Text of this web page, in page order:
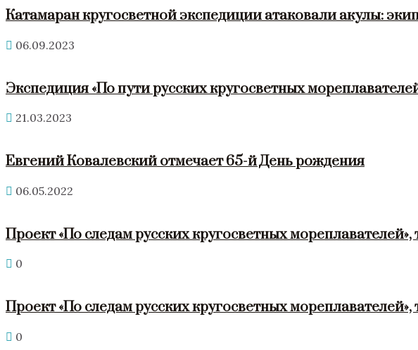
Катамаран кругосветной экспедиции атаковали акулы:
06.09.2023
Экспедиция «По пути русских кругосветных
21.03.2023
Евгений Ковалевский отмечает 65-й День рождения
06.05.2022
Проект «По следам русских кругосветных мореплавателей»,
0
Проект «По следам русских кругосветных мореплавателей»,
0